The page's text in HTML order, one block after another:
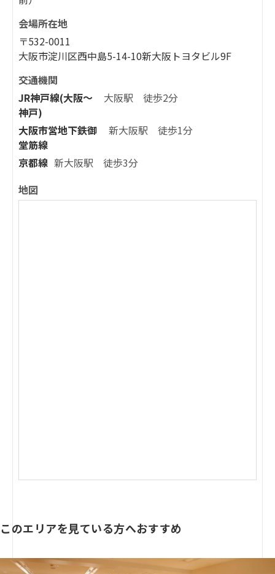
会場所在地
〒532-0011
大阪市淀川区西中島5-14-10新大阪トヨタビル9F
交通機関
JR神戸線(大阪～
神戸)
大阪駅 徒歩2分
大阪市営地下鉄御
堂筋線
新大阪駅 徒歩1分
京都線 新大阪駅 徒歩3分
地図
このエリアを見ている方へおすすめ